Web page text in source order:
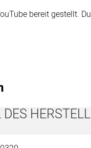
bereit gestellt.